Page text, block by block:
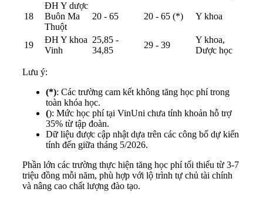
18
ĐH Y dược
Buôn Ma
Thuột
20 - 65 20 - 65 (*) Y khoa
19
ĐH Y khoa
Vinh
25,85 -
34,85
29 - 39
Y khoa,
Dược học
Lưu ý:
(*): Các trường cam kết không tăng học phí trong
toàn khóa học.
(): Mức học phí tại VinUni chưa tính khoản hỗ trợ
35% từ tập đoàn.
Dữ liệu được cập nhật dựa trên các công bố dự kiến
tính đến giữa tháng 5/2026.
Phần lớn các trường thực hiện tăng học phí tối thiểu từ 3-7
triệu đồng mỗi năm, phù hợp với lộ trình tự chủ tài chính
và nâng cao chất lượng đào tạo.